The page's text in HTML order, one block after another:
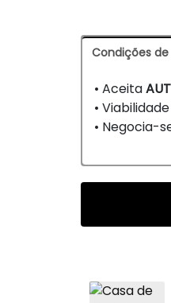
Condições
• Aceita
•
• Negocia-